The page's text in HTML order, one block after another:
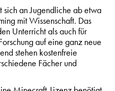
an Jugendliche ab etwa
mit Wissenschaft. Das
Unterricht als auch für
auf eine ganz neue
stehen kostenfreie
Fächer und